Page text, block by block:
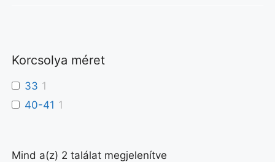
Korcsolya méret
33 1
40-41 1
Mind a(z) 2 találat megjelenítve